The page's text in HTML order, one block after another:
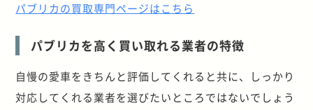
パブリカの買取専門ページはこちら
パブリカを高く買い取れる業者の特徴
自慢の愛車をきちんと評価してくれると共に、しっかり
対応してくれる業者を選びたいところではないでしょう